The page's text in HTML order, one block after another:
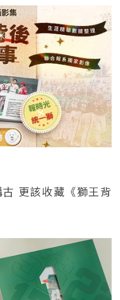
更該收藏《獅王背